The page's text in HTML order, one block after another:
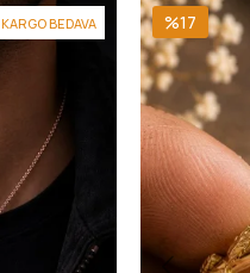
KARGO BEDAVA %17